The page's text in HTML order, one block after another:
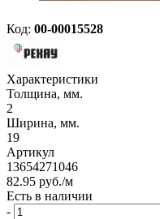
Код: 00-00015528
Характеристики
Толщина, мм.
2
Ширина, мм.
19
Артикул
13654271046
82.95 руб./м
Есть в наличии
-